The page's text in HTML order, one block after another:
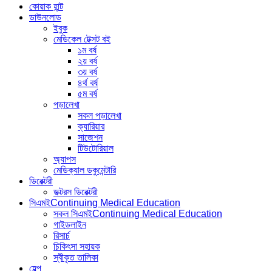
কোয়াক হান্ট
ডাউনলোড
ইবুক
মেডিকেল টেক্সট বই
১ম বর্ষ
২য় বর্ষ
৩য় বর্ষ
৪র্থ বর্ষ
৫ম বর্ষ
পড়ালেখা
সকল পড়ালেখা
ক্যারিয়ার
সাজেশন
টিউটোরিয়াল
অ্যাপস
মেডিক্যাল ডকুমেন্টারি
ডিরেক্টরী
ডক্টরস ডিরেক্টরী
সিএমইContinuing Medical Education
সকল সিএমইContinuing Medical Education
গাইডলাইন
রিসার্চ
চিকিৎসা সহায়ক
স্বীকৃত তালিকা
হেল্প